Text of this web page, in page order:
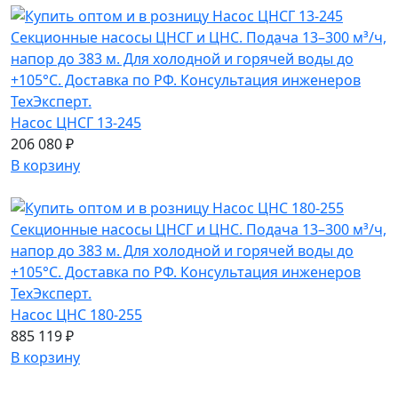
Насос ЦНСГ 13-245
206 080 ₽
В корзину
Насос ЦНС 180-255
885 119 ₽
В корзину